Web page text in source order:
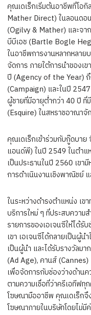
คุณเดเร็กเริ่มต้นอาชีพที่โอกิ
Mather Direct) ในลอนดอ
(Ogilvy & Mather) และจา
บีบีเอช (Bartle Bogle
ในอาชีพการงานหลากหลา
จัดการ ภายใต้การนำของเ
ปี (Agency of the Year)
(Campaign) และในปี
ผู้ชายที่มีอายุต่ำกว่า 40 ปี ที่
(Esquire) ในสหราชอาณาจั
คุณเดเร็กเข้าร่วมกับกู๊ดบา
แอนด์พี) ในปี 2549 ในตำแ
เป็นประธานในปี 2560 เข
การดำเนินงานเชิงพาณิชย์
ในระหว่างดำรงตำแหน่ง เ
บริการใหม่ ๆ ที่ประสบความ
รายการของเอเจนซีให้ได้รั
เขา เอเจนซีได้กลายเป็นผู้น
เป็นผู้นำ และได้รับรางวัลม
(Ad Age), คานส์
เพื่อจัดการกับช่องว่างด้าน
ตามความเชื่อที่ว่าครีเอทีฟทุ
โฆษณามืออาชีพ คุณเดเร็กจึ
โฆษณาภายในบริษัทโดยไม่มี